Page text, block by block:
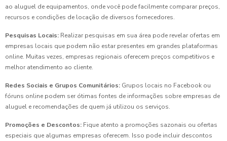
ao aluguel de equipamentos, onde você pode facilmente comparar preços,
recursos e condições de locação de diversos fornecedores.
Pesquisas Locais: Realizar pesquisas em sua área pode revelar ofertas em
empresas locais que podem não estar presentes em grandes plataformas
online. Muitas vezes, empresas regionais oferecem preços competitivos e
melhor atendimento ao cliente.
Redes Sociais e Grupos Comunitários: Grupos locais no Facebook ou
fóruns online podem ser ótimas fontes de informações sobre empresas de
aluguel e recomendações de quem já utilizou os serviços.
Promoções e Descontos: Fique atento a promoções sazonais ou ofertas
especiais que algumas empresas oferecem. Isso pode incluir descontos